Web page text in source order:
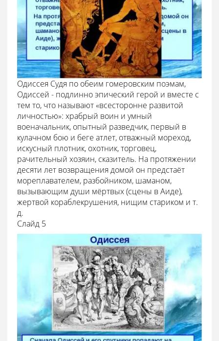
Одиссея Судя по обеим гомеровским поэмам,
Одиссей - подлинно эпический герой и вместе с
тем то, что называют «всесторонне развитой
личностью»: храбрый воин и умный
военачальник, опытный разведчик, первый в
кулачном бою и беге атлет, отважный мореход,
искусный плотник, охотник, торговец,
рачительный хозяин, сказитель. На протяжении
десяти лет возвращения домой он предстаёт
мореплавателем, разбойником, шаманом,
вызывающим души мёртвых (сцены в Аиде),
жертвой кораблекрушения, нищим стариком и т.
д.
Cлайд 5